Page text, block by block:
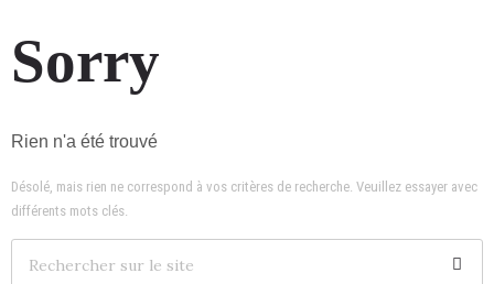
Sorry
Rien n'a été trouvé
Désolé, mais rien ne correspond à vos critères de recherche. Veuillez essayer avec
différents mots clés.